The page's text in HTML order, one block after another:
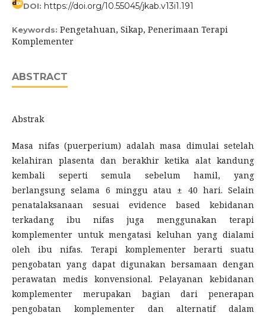
DOI: https://doi.org/10.55045/jkab.v13i1.191
Keywords: Pengetahuan, Sikap, Penerimaan Terapi
Komplementer
ABSTRACT
Abstrak
Masa nifas (puerperium) adalah masa dimulai setelah
kelahiran plasenta dan berakhir ketika alat kandung
kembali seperti semula sebelum hamil, yang
berlangsung selama 6 minggu atau ± 40 hari. Selain
penatalaksanaan sesuai evidence based kebidanan
terkadang ibu nifas juga menggunakan terapi
komplementer untuk mengatasi keluhan yang dialami
oleh ibu nifas. Terapi komplementer berarti suatu
pengobatan yang dapat digunakan bersamaan dengan
perawatan medis konvensional. Pelayanan kebidanan
komplementer merupakan bagian dari penerapan
pengobatan komplementer dan alternatif dalam